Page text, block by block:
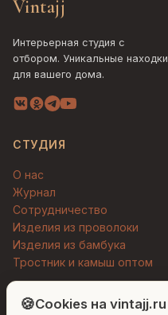
Vintajj
Интерьерная студия с
отбором. Уникальные находки
для вашего дома.
СТУДИЯ
О нас
Журнал
Сотрудничество
Изделия из проволоки
Изделия из бамбука
Тростник и камыш оптом
🍪Cookies на vintajj.ru
Людмила